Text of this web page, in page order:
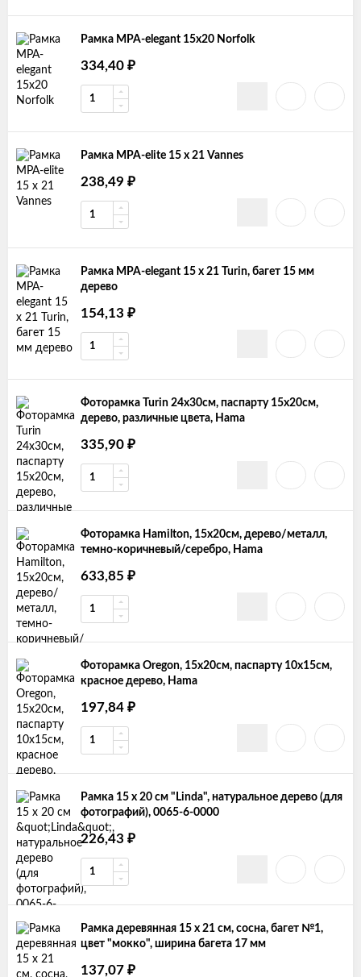
Рамка MPA-elegant 15х20 Norfolk
334,40 ₽
Рамка MPA-elite 15 х 21 Vannes
238,49 ₽
Рамка MPA-elegant 15 х 21 Turin, багет 15 мм
дерево
154,13 ₽
Фоторамка Turin 24х30см, паспарту 15х20см,
дерево, различные цвета, Hama
335,90 ₽
Фоторамка Hamilton, 15x20см, дерево/металл,
темно-коричневый/серебро, Hama
633,85 ₽
Фоторамка Oregon, 15х20см, паспарту 10х15см,
красное дерево, Hama
197,84 ₽
Рамка 15 х 20 см "Linda", натуральное дерево (для
фотографий), 0065-6-0000
226,43 ₽
Рамка деревянная 15 х 21 см, сосна, багет №1,
цвет "мокко", ширина багета 17 мм
137,07 ₽